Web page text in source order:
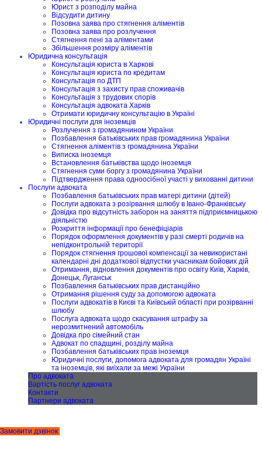
Замовити дзвінок
Юрист з розподілу майна
Відсудити дитину
Позовна заява про стягнення аліментів
Позовна заява про розлучення
Стягнення пені за аліментами
Збільшення розміру аліментів
Юридична консультація
Консультація юриста в Харкові
Консультація юриста по кредитам
Консультація по ДТП
Консультація з захисту прав споживачів
Консультація з трудових спорів
Консультація адвоката Харків
Отримати юридичну консультацію в Україні
Юридичні послуги для іноземців
Розлучення з громадянином України
Позбавлення батьківських прав громадянина України
Стягнення аліментів з громадянина України
Виписка іноземця
Встановлення батьківства щодо іноземця
Стягнення суми боргу з громадянина України
Підтвердження права одноосібної участі у вихованні дитини
Послуги адвоката
Позбавлення батьківських прав матері дитини (дітей)
Послуги адвоката з розірвання шлюбу в Івано-Франківську
Довідка про відсутність заборон на заняття підприємницькою
діяльністю
Розкриття інформації про бенефіціарів
Порядок оформлення документів у разі смерті родичів на
непідконтрольній території
Порядок стягнення грошової компенсації за невикористані
календарні дні додаткової відпустки учасникам бойових дій
Отримання, відновлення документів про освіту Київ, Харків,
Донецьк, Луганськ
Позбавлення батьківських прав дистанційно
Отримання рішення суду за допомогою адвоката
Послуги адвокатів в Києві та Київській області при розірванні
шлюбу
Послуга адвоката щодо скасування штрафу за
нерозмитнений автомобіль
Довідка про сімейний стан
Адвокат по спадщині, розділу майна
Позбавлення батьківських прав іноземця
Юридичні послуги, допомога адвоката для громадян Україні
та іноземців, які виїхали за межі України
Про адвоката
Вартість послуг адвоката
Контакти
Партнери адвоката